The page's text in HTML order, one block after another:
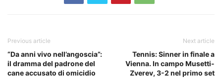
Previous article
“Da anni vivo nell’angoscia”:
il dramma del padrone del
cane accusato di omicidio
Next article
Tennis: Sinner in finale a
Vienna. In campo Musetti-
Zverev, 3-2 nel primo set